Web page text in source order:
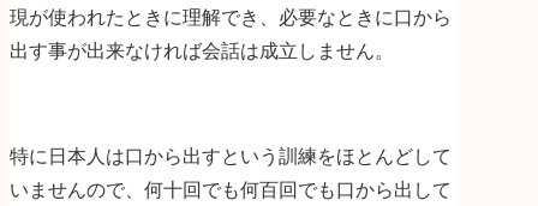
現が使われたときに理解でき、必要なときに口から
出す事が出来なければ会話は成立しません。
特に日本人は口から出すという訓練をほとんどして
いませんので、何十回でも何百回でも口から出して